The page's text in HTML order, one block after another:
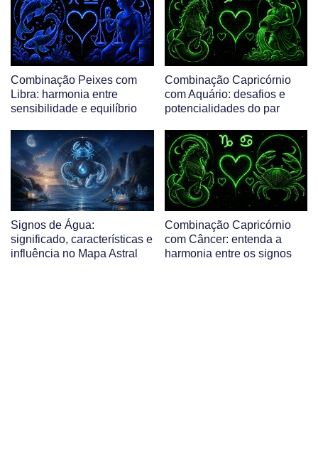
Combinação Peixes com
Libra: harmonia entre
sensibilidade e equilíbrio
Combinação Capricórnio
com Aquário: desafios e
potencialidades do par
Signos de Água:
significado, características e
influência no Mapa Astral
Combinação Capricórnio
com Câncer: entenda a
harmonia entre os signos